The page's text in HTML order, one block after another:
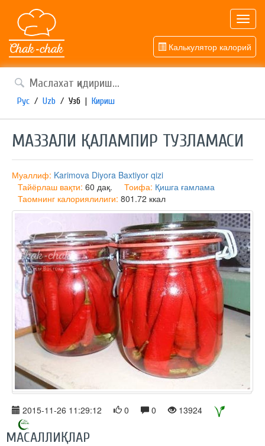
Калькулятор калорий
Рус / Uzb / Узб | Кириш
МАЗЗАЛИ ҚАЛАМПИР ТУЗЛАМАСИ
Муаллиф: Karimova Diyora Baxtiyor qizi
Тайёрлаш вақти: 60 дақ. Тоифа: Қишга ғамлама
Таомнинг калориялилиги: 801.72 ккал
2015-11-26 11:29:12 0 0 13924
МАСАЛЛИҚЛАР